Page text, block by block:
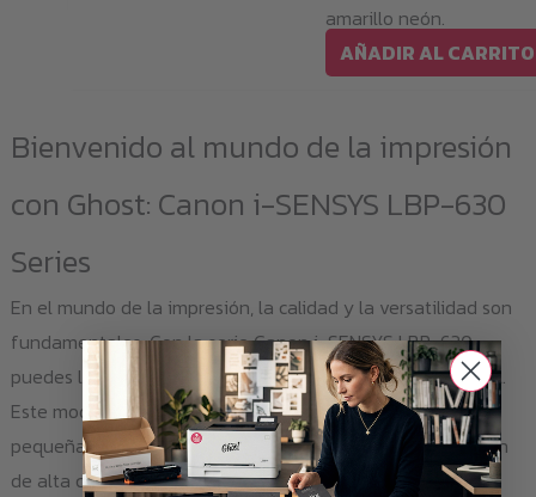
amarillo neón.
AÑADIR AL CARRITO
Bienvenido al mundo de la impresión
con Ghost: Canon i-SENSYS LBP-630
Series
En el mundo de la impresión, la calidad y la versatilidad son
fundamentales. Con la serie Canon i-SENSYS LBP-630,
puedes llevar tus proyectos de impresión al siguiente nivel.
Este modelo de impresora láser en color es perfecto para
pequeñas oficinas y particulares que buscan una impresión
de alta calidad.